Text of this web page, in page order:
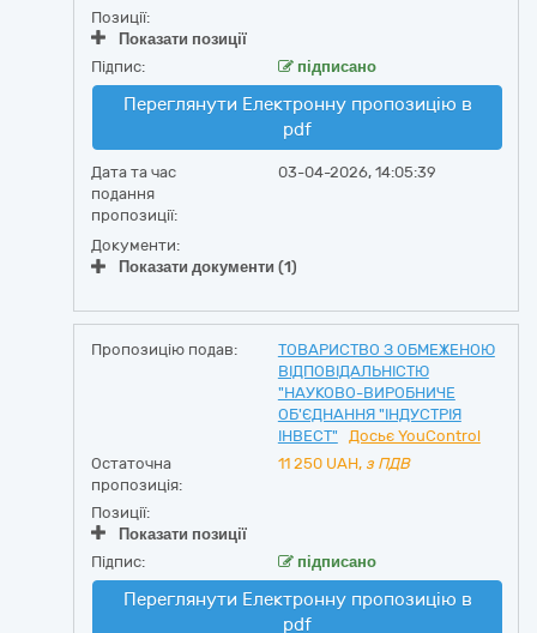
Позиції:
Показати позиції
Підпис:
підписано
Переглянути Електронну пропозицію в
pdf
Дата та час
подання
пропозиції:
03-04-2026, 14:05:39
Документи:
Показати документи (1)
Пропозицію подав:
ТОВАРИСТВО З ОБМЕЖЕНОЮ
ВІДПОВІДАЛЬНІСТЮ
"НАУКОВО-ВИРОБНИЧЕ
ОБ'ЄДНАННЯ "ІНДУСТРІЯ
ІНВЕСТ"
Досьє YouControl
Остаточна
пропозиція:
11 250 UAH, з ПДВ
Позиції:
Показати позиції
Підпис:
підписано
Переглянути Електронну пропозицію в
pdf